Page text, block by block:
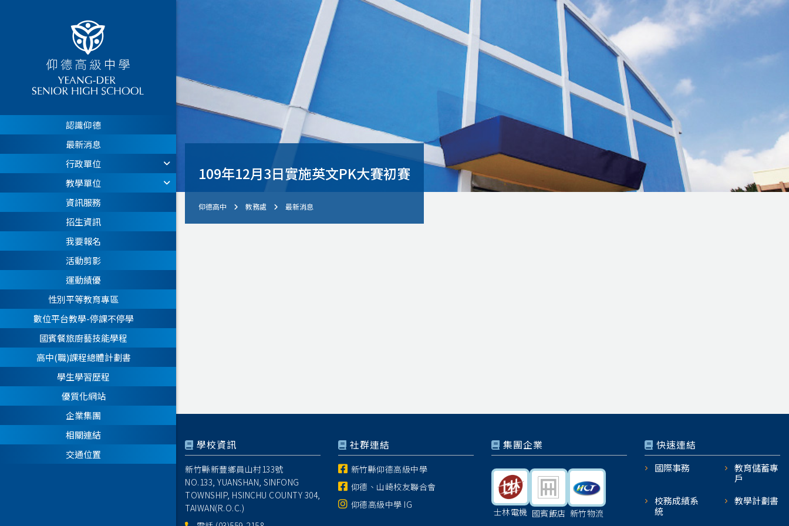
認識仰德
最新消息
行政單位
教學單位
資訊服務
招生資訊
我要報名
活動剪影
運動績優
性別平等教育專區
數位平台教學-停課不停學
國賓餐旅廚藝技能學程
高中(職)課程總體計劃書
學生學習歷程
優質化網站
企業集團
相關連結
交通位置
109年12月3日實施英文PK大賽初賽
仰德高中 教務處 最新消息
學校資訊
新竹縣新豐鄉員山村133號
NO.133, YUANSHAN, SINFONG
TOWNSHIP, HSINCHU COUNTY 304,
TAIWAN(R.O.C.)
社群連結
新竹縣仰德高級中學
仰德、山崎校友聯合會
仰德高級中學 IG
集團企業
士林電機 國賓飯店 新竹物流
快速連結
國際事務
教育儲蓄專
戶
校務成績系
統
教學計劃書